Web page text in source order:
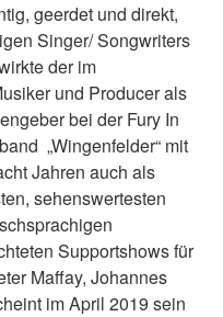
geerdet und direkt,
Singer/ Songwriters
der im
und Producer als
bei der Fury In
„Wingenfelder“ mit
Jahren auch als
sehenswertesten
Supportshows für
Maffay, Johannes
im April 2019 sein